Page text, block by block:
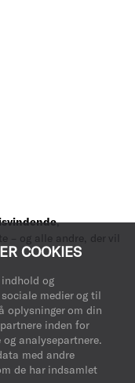
COOKIES
og
medier og til
oplysninger om din
inden for
analysepartnere.
med andre
de har indsamlet
,
– og alle andre, der vil